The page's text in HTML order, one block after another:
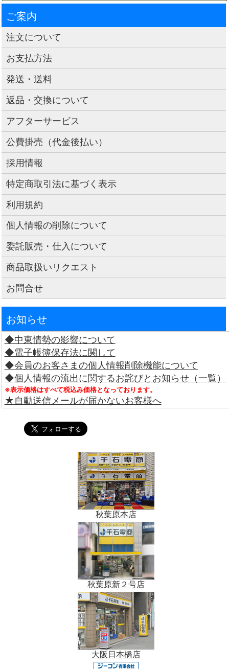
ご案内
注文について
お支払方法
発送・送料
返品・交換について
アフターサービス
公費掛売（代金後払い）
採用情報
特定商取引法に基づく表示
利用規約
個人情報の削除について
委託販売・仕入について
商品取扱いリクエスト
お問合せ
お知らせ
◆中東情勢の影響について
◆電子帳簿保存法に関して
◆会員のお客さまの個人情報削除機能について
◆個人情報の流出に関するお詫びとお知らせ（一覧）
※表示価格はすべて税込み価格となっております。
★自動送信メールが届かないお客様へ
秋葉原本店
秋葉原新２号店
大阪日本橋店